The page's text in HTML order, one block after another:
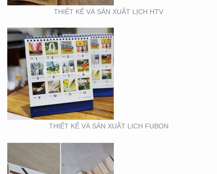
THIẾT KẾ VÀ SẢN XUẤT LỊCH HTV
THIẾT KẾ VÀ SẢN XUẤT LỊCH FUBON
THIẾT KẾ MẪU VÀ SẢN
XUẤT LỊCH MAINETTI